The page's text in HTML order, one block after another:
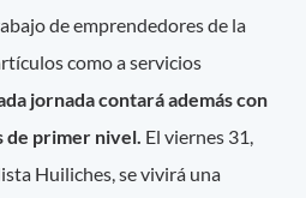
de emprendedores de la
como a servicios
jornada contará además con
de primer nivel. El viernes 31,
Huiliches, se vivirá una